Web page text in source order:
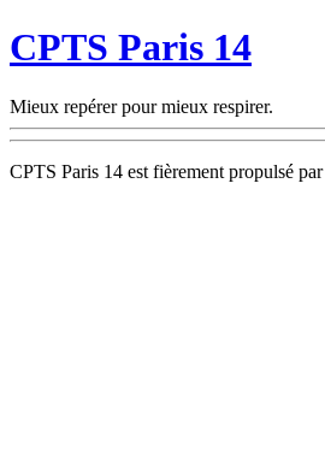
CPTS Paris 14
Mieux repérer pour mieux respirer.
CPTS Paris 14 est fièrement propulsé par